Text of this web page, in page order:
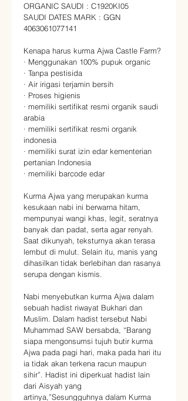
ORGANIC SAUDI : C1920KI05
SAUDI DATES MARK : GGN
4063061077141
Kenapa harus kurma Ajwa Castle Farm?
· Menggunakan 100% pupuk organic
· Tanpa pestisida
· Air irigasi terjamin bersih
· Proses higienis
· memiliki sertifikat resmi organik saudi
arabia
· memiliki sertifikat resmi organik
indonesia
· memiliki surat izin edar kementerian
pertanian Indonesia
· memiliki barcode edar
Kurma Ajwa yang merupakan kurma
kesukaan nabi ini berwarna hitam,
mempunyai wangi khas, legit, seratnya
banyak dan padat, serta agar renyah.
Saat dikunyah, teksturnya akan terasa
lembut di mulut. Selain itu, manis yang
dihasilkan tidak berlebihan dan rasanya
serupa dengan kismis.
Nabi menyebutkan kurma Ajwa dalam
sebuah hadist riwayat Bukhari dan
Muslim. Dalam hadist tersebut Nabi
Muhammad SAW bersabda, “Barang
siapa mengonsumsi tujuh butir kurma
Ajwa pada pagi hari, maka pada hari itu
ia tidak akan terkena racun maupun
sihir”. Hadist ini diperkuat hadist lain
dari Aisyah yang
artinya,”Sesungguhnya dalam Kurma